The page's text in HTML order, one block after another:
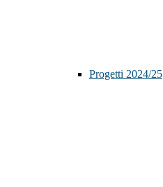
Progetti 2024/25